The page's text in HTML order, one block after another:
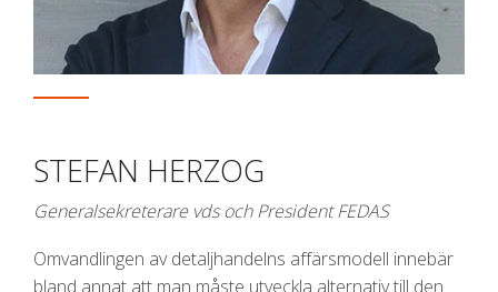
STEFAN HERZOG
Generalsekreterare vds och President FEDAS
Omvandlingen av detaljhandelns affärsmodell innebär
bland annat att man måste utveckla alternativ till den